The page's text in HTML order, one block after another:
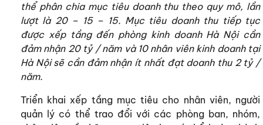
thể phân chia mục tiêu doanh thu theo quy mô, lần
lượt là 20 – 15 – 15. Mục tiêu doanh thu tiếp tục
được xếp tầng đến phòng kinh doanh Hà Nội cần
đảm nhận 20 tỷ / năm và 10 nhân viên kinh doanh tại
Hà Nội sẽ cần đảm nhận ít nhất đạt doanh thu 2 tỷ /
năm.
Triển khai xếp tầng mục tiêu cho nhân viên, người
quản lý có thể trao đổi với các phòng ban, nhóm,